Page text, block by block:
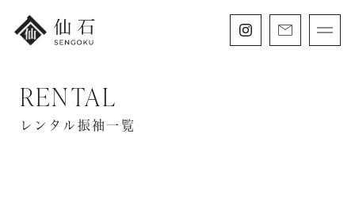
FURISODE 振袖・紋付袴レンタル
RENTAL
レンタル振袖一覧